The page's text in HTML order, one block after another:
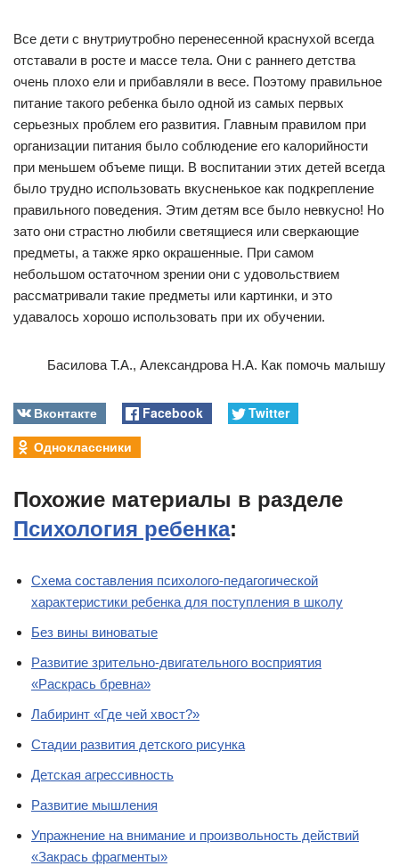
Все дети с внутриутробно перенесенной краснухой всегда
отставали в росте и массе тела. Они с раннего детства
очень плохо ели и прибавляли в весе. Поэтому правильное
питание такого ребенка было одной из самых первых
серьезных проблем его развития. Главным правилом при
организации питания было соблюдение его калорийности
при меньшем объеме пищи. В воспитании этих детей всегда
было трудно использовать вкусненькое как подкрепление
правильного поведения. Этим детям все было невкусно! Но
зато они страстно любили светящиеся или сверкающие
предметы, а также ярко окрашенные. При самом
небольшом остаточном зрении они с удовольствием
рассматривали такие предметы или картинки, и это
удавалось хорошо использовать при их обучении.
Басилова Т.А., Александрова Н.А. Как помочь малышу
Вконтакте Facebook
Twitter
Одноклассники
Похожие материалы в разделе
Психология ребенка:
Схема составления психолого-педагогической
характеристики ребенка для поступления в школу
Без вины виноватые
Развитие зрительно-двигательного восприятия
«Раскрась бревна»
Лабиринт «Где чей хвост?»
Стадии развития детского рисунка
Детская агрессивность
Развитие мышления
Упражнение на внимание и произвольность действий
«Закрась фрагменты»